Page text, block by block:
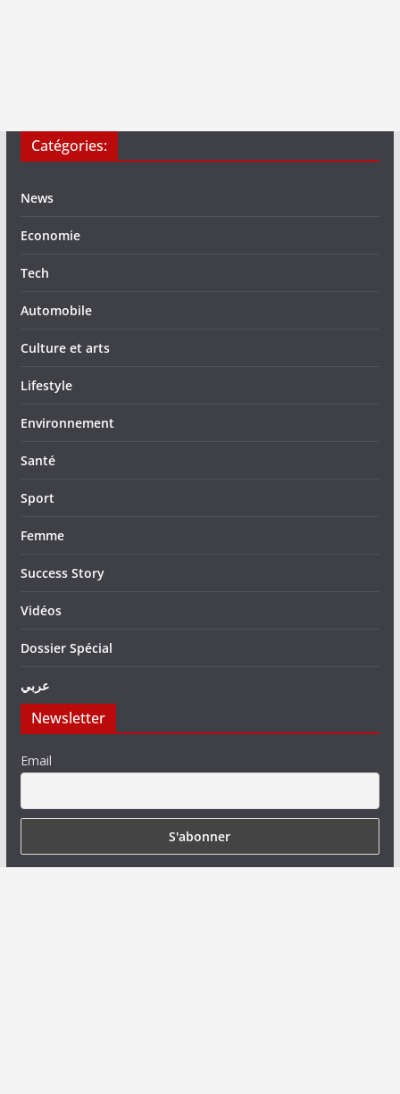
Catégories:
News
Economie
Tech
Automobile
Culture et arts
Lifestyle
Environnement
Santé
Sport
Femme
Success Story
Vidéos
Dossier Spécial
عربي
Newsletter
Email